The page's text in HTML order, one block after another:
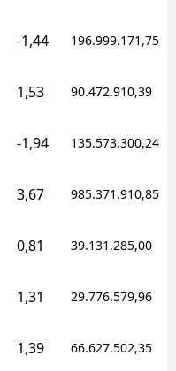
-1,44 196.999.171,75
1,53 90.472.910,39
-1,94 135.573.300,24
3,67 985.371.910,85
0,81 39.131.285,00
1,31 29.776.579,96
1,39 66.627.502,35